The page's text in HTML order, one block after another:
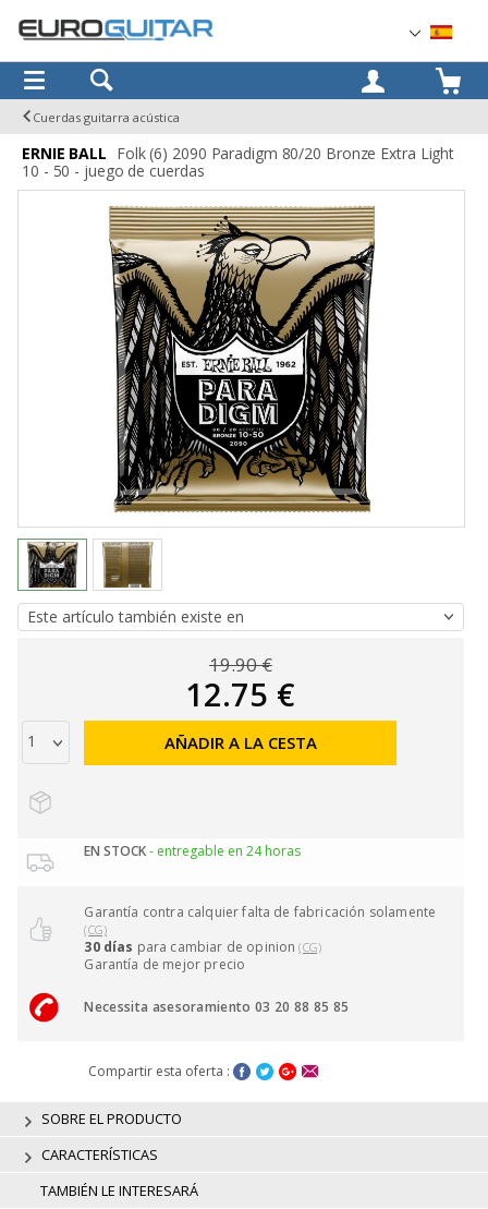
OK
Cuerdas guitarra acústica
ERNIE BALL Folk (6) 2090 Paradigm 80/20 Bronze Extra Light
10 - 50 - juego de cuerdas
19.90 €
12.75 €
AÑADIR A LA CESTA
EN STOCK- entregable en 24 horas
Garantía contra calquier falta de fabricación solamente
(CG)
30 días para cambiar de opinion(CG)
Garantía de mejor precio
Necessita asesoramiento 03 20 88 85 85
Compartir esta oferta :
SOBRE EL PRODUCTO
CARACTERÍSTICAS
TAMBIÉN LE INTERESARÁ